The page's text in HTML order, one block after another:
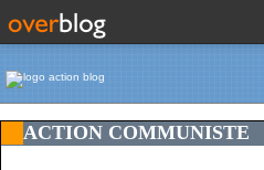
ACTION COMMUNISTE